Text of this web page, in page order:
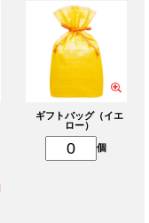
ギフトバッグ（イエ
ロー）
個